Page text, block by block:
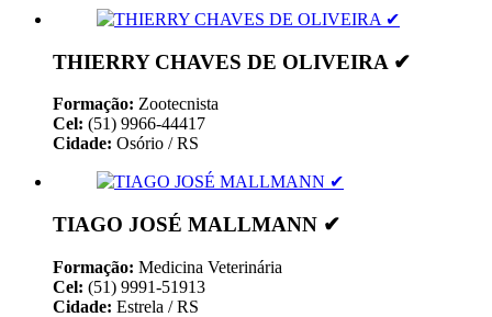
THIERRY CHAVES DE OLIVEIRA ✔
Formação: Zootecnista
Cel: (51) 9966-44417
Cidade: Osório / RS
TIAGO JOSÉ MALLMANN ✔
Formação: Medicina Veterinária
Cel: (51) 9991-51913
Cidade: Estrela / RS